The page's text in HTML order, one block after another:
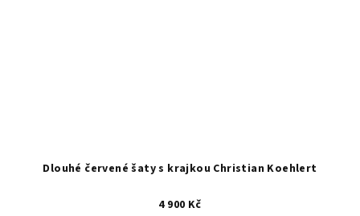
Dlouhé červené šaty s krajkou Christian Koehlert
4 900 Kč